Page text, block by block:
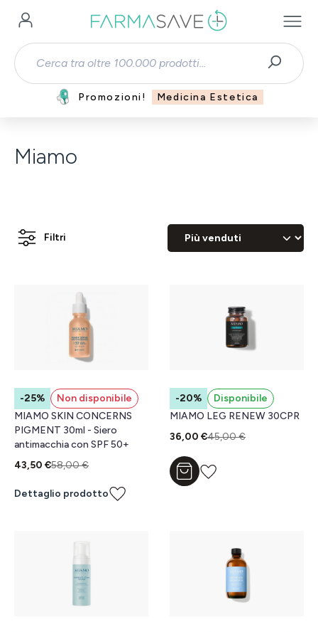
Passa al contenuto principale
Promozioni! Medicina Estetica
Miamo
Filtri
-25%
Non disponibile
MIAMO SKIN CONCERNS
PIGMENT 30ml - Siero
antimacchia con SPF 50+
43,50 €58,00 €
Dettaglio prodotto
-20%
Disponibile
MIAMO LEG RENEW 30CPR
36,00 €45,00 €
Aggiungi al carrello